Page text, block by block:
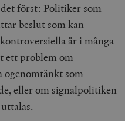
först: Politiker som
beslut som kan
är i många
ett problem om
ogenomtänkt som
eller om signalpolitiken